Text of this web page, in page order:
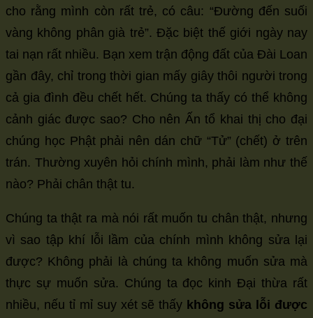
cho rằng mình còn rất trẻ, có câu: “Đường đến suối
vàng không phân già trẻ”. Đặc biệt thế giới ngày nay
tai nạn rất nhiều. Bạn xem trận động đất của Đài Loan
gần đây, chỉ trong thời gian mấy giây thôi người trong
cả gia đình đều chết hết. Chúng ta thấy có thể không
cảnh giác được sao? Cho nên Ấn tổ khai thị cho đại
chúng học Phật phải nên dán chữ “Tử” (chết) ở trên
trán. Thường xuyên hỏi chính mình, phải làm như thế
nào? Phải chân thật tu.
Chúng ta thật ra mà nói rất muốn tu chân thật, nhưng
vì sao tập khí lỗi lầm của chính mình không sửa lại
được? Không phải là chúng ta không muốn sửa mà
thực sự muốn sửa. Chúng ta đọc kinh Đại thừa rất
nhiều, nếu tỉ mỉ suy xét sẽ thấy không sửa lỗi được